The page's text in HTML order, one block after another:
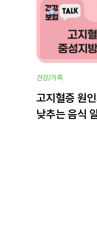
건강/가족
고지혈증 원
낮추는 음식